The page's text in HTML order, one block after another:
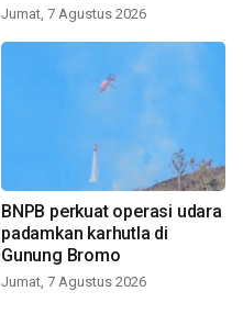
Jumat, 7 Agustus 2026
BNPB perkuat operasi udara
padamkan karhutla di
Gunung Bromo
Jumat, 7 Agustus 2026